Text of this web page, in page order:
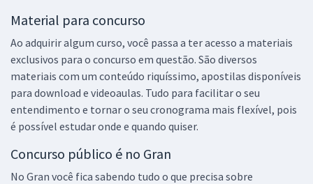
Material para concurso
Ao adquirir algum curso, você passa a ter acesso a materiais
exclusivos para o concurso em questão. São diversos
materiais com um conteúdo riquíssimo, apostilas disponíveis
para download e videoaulas. Tudo para facilitar o seu
entendimento e tornar o seu cronograma mais flexível, pois
é possível estudar onde e quando quiser.
Concurso público é no Gran
No Gran você fica sabendo tudo o que precisa sobre